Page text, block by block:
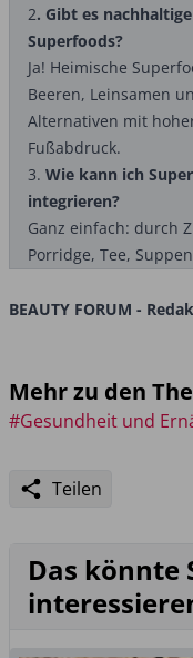
2. Gibt es
Superfoods?
Ja! Heimische
Beeren, Leinsamen
Alternativen mit
Fußabdruck.
3. Wie kann ich
integrieren?
Ganz einfach: durch
Porridge, Tee,
BEAUTY FORUM -
Mehr zu den
#Gesundheit und
Teilen
Das könnte